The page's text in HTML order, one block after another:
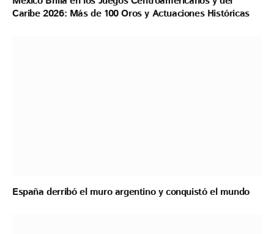
Caribe 2026: Más de 100 Oros y Actuaciones Históricas
España derribó el muro argentino y conquistó el mundo